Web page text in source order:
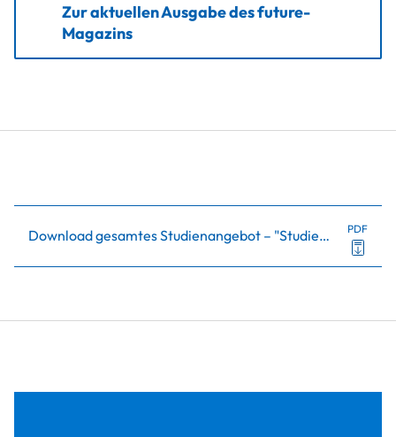
Zur aktuellen Ausgabe des future-
Magazins
Download gesamtes Studienangebot – "Studieninfo" (
PDF